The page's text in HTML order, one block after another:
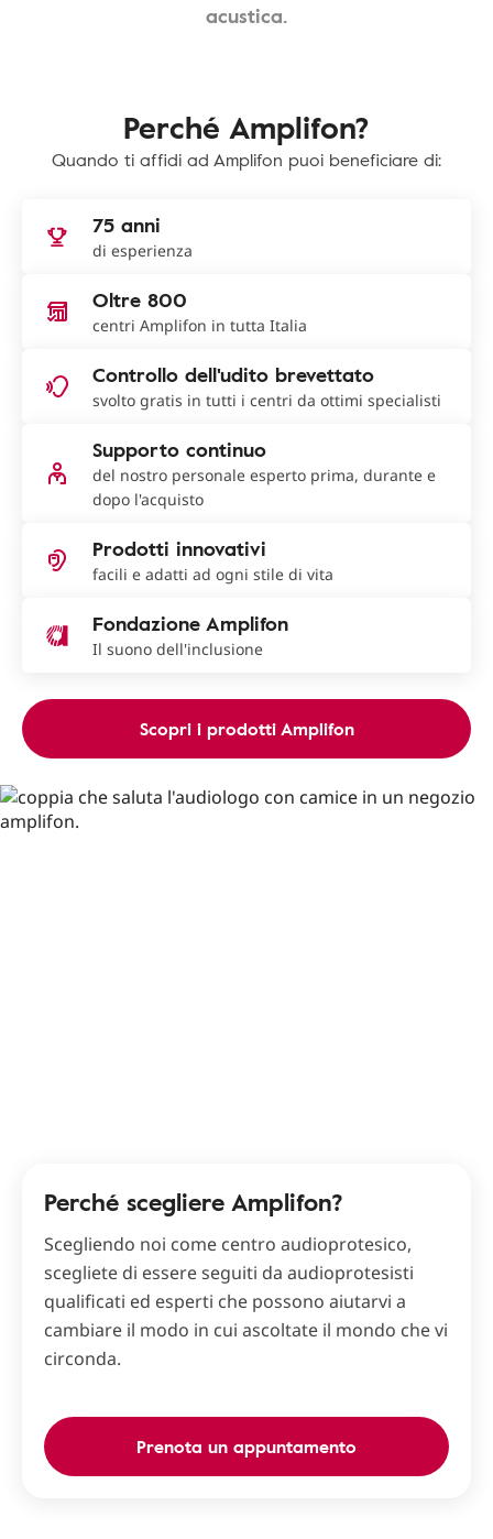
acustica.
Perché Amplifon?
Quando ti affidi ad Amplifon puoi beneficiare di:
75 anni
di esperienza
Oltre 800
centri Amplifon in tutta Italia
Controllo dell'udito brevettato
svolto gratis in tutti i centri da ottimi specialisti
Supporto continuo
del nostro personale esperto prima, durante e
dopo l'acquisto
Prodotti innovativi
facili e adatti ad ogni stile di vita
Fondazione Amplifon
Il suono dell'inclusione
Scopri i prodotti Amplifon
Perché scegliere Amplifon?
Scegliendo noi come centro audioprotesico,
scegliete di essere seguiti da audioprotesisti
qualificati ed esperti che possono aiutarvi a
cambiare il modo in cui ascoltate il mondo che vi
circonda.
Prenota un appuntamento